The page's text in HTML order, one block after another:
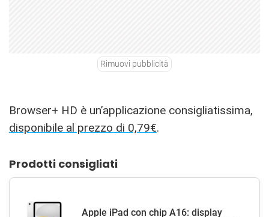
Rimuovi pubblicità
Browser+ HD è un’applicazione consigliatissima,
disponibile al prezzo di 0,79€.
Prodotti consigliati
Apple iPad con chip A16: display